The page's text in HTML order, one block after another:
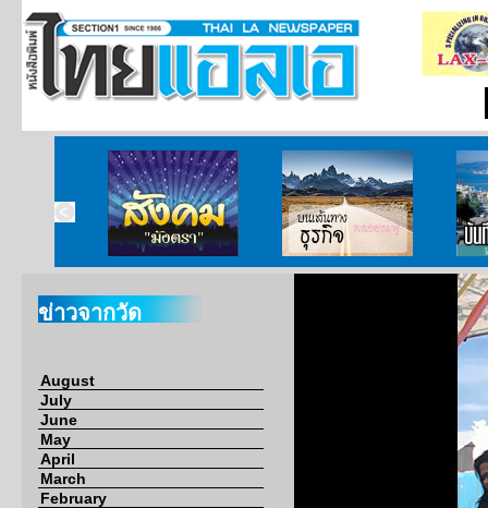
สังคมมังตรา บนเส้นทางธุรกิจ บั
ข่าวจากวัด
August
July
June
May
April
March
February